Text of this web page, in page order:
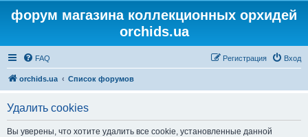
форум магазина коллекционных орхидей
orchids.ua
FAQ Вход
Регистрация
orchids.ua Список форумов
Удалить cookies
Вы уверены, что хотите удалить все cookie, установленные данной